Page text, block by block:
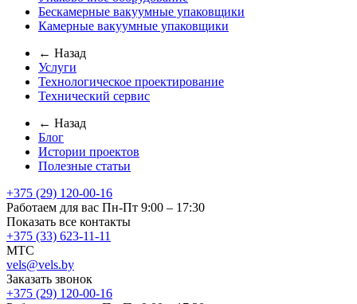
Бескамерные вакуумные упаковщики
Камерные вакуумные упаковщики
← Назад
Услуги
Технологическое проектирование
Технический сервис
← Назад
Блог
Истории проектов
Полезные статьи
+375 (29) 120-00-16
Работаем для вас Пн-Пт 9:00 – 17:30
Показать все контакты
+375 (33) 623-11-11
MTC
vels@vels.by
Заказать звонок
+375 (29) 120-00-16